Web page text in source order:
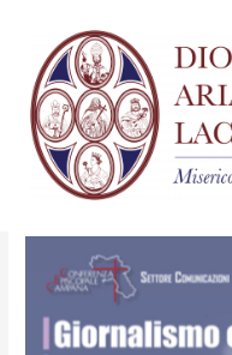
Mese: